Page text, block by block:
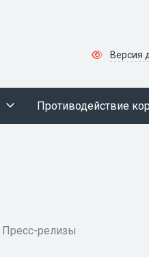
Версия
Противодействие
Пресс-релизы